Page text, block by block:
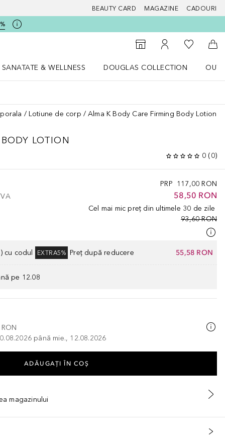
BEAUTY CARD MAGAZINE CADOURI
Către Găsire magazin
Către Contul meu
Către
SANATATE & WELLNESS
DOUGLAS COLLECTION
Lotiune de corp Alma K Body Care Firming Body Lotion
LOTION
0 (0)
PRP 117,00 RON
58,50 RON
Cel mai mic preț din ultimele 30 de zile
93,60 RON
cu codul EXTRA5% Preț după reducere 55,58 RON
pe 12.08
până mie., 12.08.2026
ADĂUGAȚI ÎN COŞ
magazinului